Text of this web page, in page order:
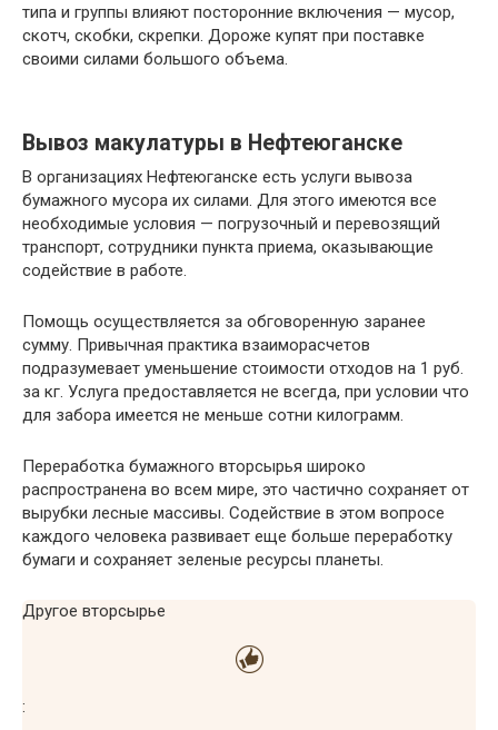
типа и группы влияют посторонние включения — мусор,
скотч, скобки, скрепки. Дороже купят при поставке
своими силами большого объема.
Вывоз макулатуры в Нефтеюганске
В организациях Нефтеюганске есть услуги вывоза
бумажного мусора их силами. Для этого имеются все
необходимые условия — погрузочный и перевозящий
транспорт, сотрудники пункта приема, оказывающие
содействие в работе.
Помощь осуществляется за обговоренную заранее
сумму. Привычная практика взаиморасчетов
подразумевает уменьшение стоимости отходов на 1 руб.
за кг. Услуга предоставляется не всегда, при условии что
для забора имеется не меньше сотни килограмм.
Переработка бумажного вторсырья широко
распространена во всем мире, это частично сохраняет от
вырубки лесные массивы. Содействие в этом вопросе
каждого человека развивает еще больше переработку
бумаги и сохраняет зеленые ресурсы планеты.
Другое вторсырье
: